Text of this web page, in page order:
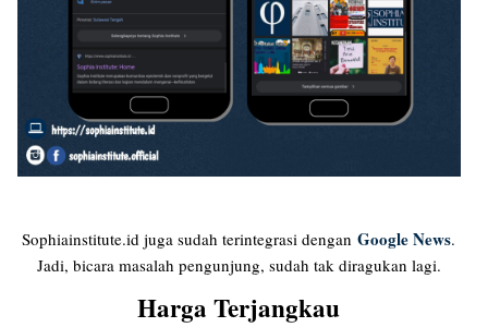
Sophiainstitute.id juga sudah terintegrasi denganGoogle News.
Jadi, bicara masalah pengunjung, sudah tak diragukan lagi.
Harga Terjangkau